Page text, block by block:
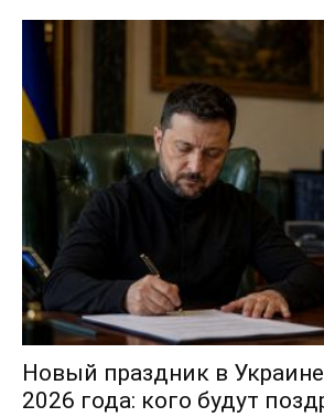
ПОДПИСАТЬСЯ
О нас
Связаться с нами
Отказ от ответственности
Подписка
Мой аккаунт
Реклама
Контакты
Новый праздник в Украине
2026 года: кого будут